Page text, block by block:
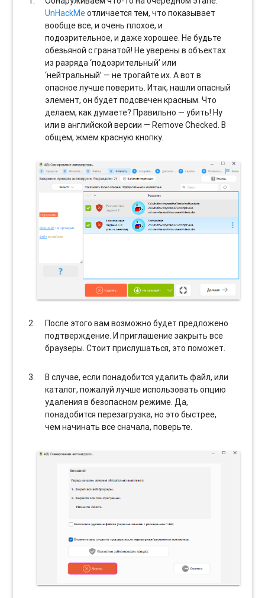
UnHackMeотличается тем, что показывает
вообще все, и очень плохое, и
подозрительное, и даже хорошее. Не будьте
обезьяной с гранатой! Не уверены в объектах
из разряда ‘подозрительный’ или
‘нейтральный’ — не трогайте их. А вот в
опасное лучше поверить. Итак, нашли опасный
элемент, он будет подсвечен красным. Что
делаем, как думаете? Правильно — убить! Ну
или в английской версии — Remove Checked. В
общем, жмем красную кнопку.
После этого вам возможно будет предложено
подтверждение. И приглашение закрыть все
браузеры. Стоит прислушаться, это поможет.
В случае, если понадобится удалить файл, или
каталог, пожалуй лучше использовать опцию
удаления в безопасном режиме. Да,
понадобится перезагрузка, но это быстрее,
чем начинать все сначала, поверьте.